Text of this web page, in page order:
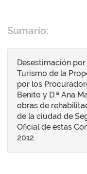
Sumario:
Desestimación
Turismo de la
por los
Benito y D.ª Ana
obras de
de la ciudad de
Oficial de estas
2012.